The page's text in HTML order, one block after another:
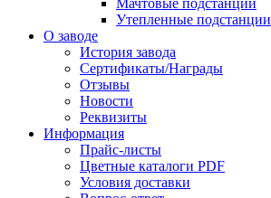
Мачтовые подстанции
Утепленные подстанции
О заводе
История завода
Сертификаты/Награды
Отзывы
Новости
Реквизиты
Информация
Прайс-листы
Цветные каталоги PDF
Условия доставки